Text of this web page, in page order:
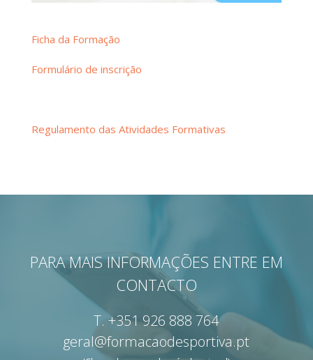
Ficha da Formação
Formulário de inscrição
Regulamento das Atividades Formativas
PARA MAIS INFORMAÇÕES ENTRE EM
CONTACTO
T.+351 926 888 764
geral@formacaodesportiva.pt